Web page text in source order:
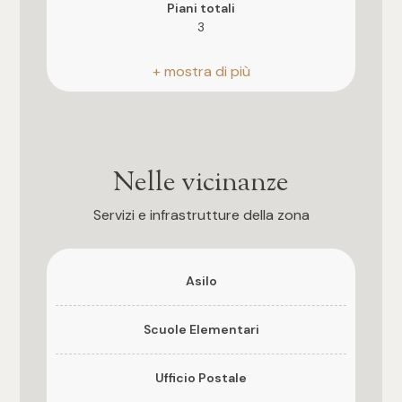
Piani totali
3
Riscaldamento
Autonomo
Stato attuale
Terrazzo
Nelle vicinanze
Servizi e infrastrutture della zona
Asilo
Scuole Elementari
Ufficio Postale
4
Altre
opzioni